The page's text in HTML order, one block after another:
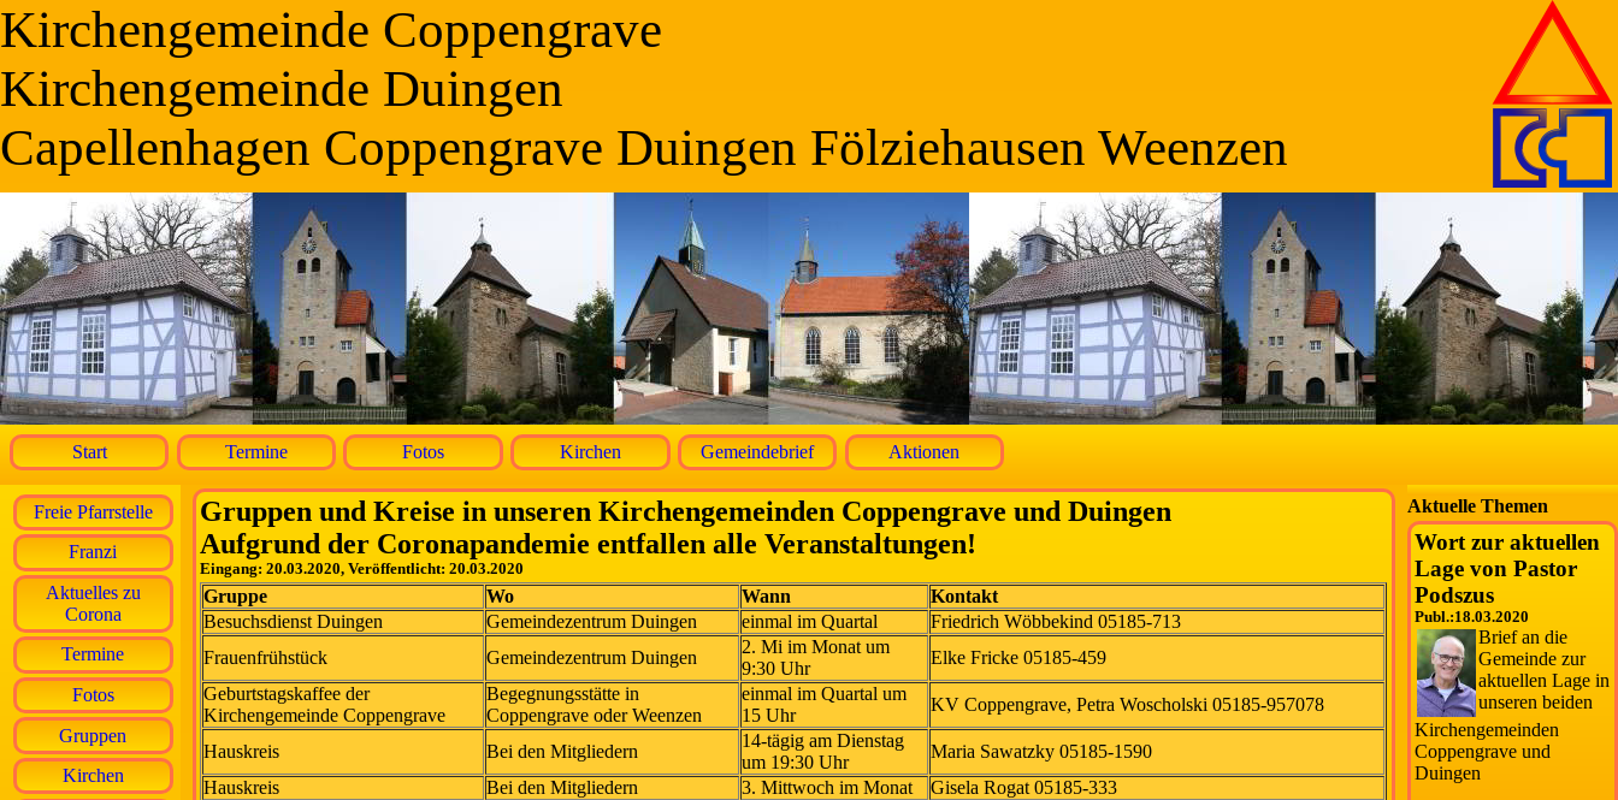
Kirchengemeinde Coppengrave
Kirchengemeinde Duingen
Capellenhagen Coppengrave Duingen Fölziehausen Weenzen
Start Termine Fotos Kirchen Gemeindebrief Aktionen
Freie Pfarrstelle
Franzi
Aktuelles zu
Corona
Termine
Fotos
Gruppen
Kirchen
Aktuelle Themen
Wort zur aktuellen
Lage von Pastor
Podszus
Publ.:18.03.2020
Brief an die
Gemeinde zur
aktuellen Lage in
unseren beiden
Kirchengemeinden
Coppengrave und
Duingen
Gruppen und Kreise in unseren Kirchengemeinden Coppengrave und Duingen
Aufgrund der Coronapandemie entfallen alle Veranstaltungen!
Eingang: 20.03.2020, Veröffentlicht: 20.03.2020
Gruppe Wo Wann
Kontakt
Besuchsdienst Duingen
Gemeindezentrum Duingen einmal im Quartal
Friedrich Wöbbekind 05185-713
Frauenfrühstück
Gemeindezentrum Duingen
2. Mi im Monat um
9:30 Uhr
Elke Fricke 05185-459
Geburtstagskaffee der
Kirchengemeinde Coppengrave
Begegnungsstätte in
Coppengrave oder Weenzen
einmal im Quartal um
15 Uhr
KV Coppengrave, Petra Woscholski 05185-957078
Hauskreis Bei den Mitgliedern
14-tägig am Dienstag
um 19:30 Uhr
Maria Sawatzky 05185-1590
Hauskreis
Bei den Mitgliedern 3. Mittwoch im Monat
Gisela Rogat 05185-333